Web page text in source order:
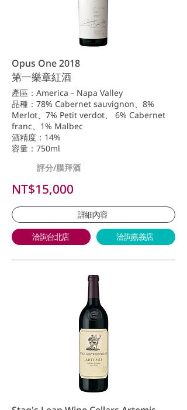
Opus One 2018
第一樂章紅酒
產區：America－Napa Valley
品種：78% Cabernet sauvignon、8%
Merlot、7% Petit verdot、 6% Cabernet
franc、1% Malbec
酒精度：14%
容量：750ml
評分/膜拜酒
NT$15,000
詳細內容
洽詢台北店 洽詢嘉義店